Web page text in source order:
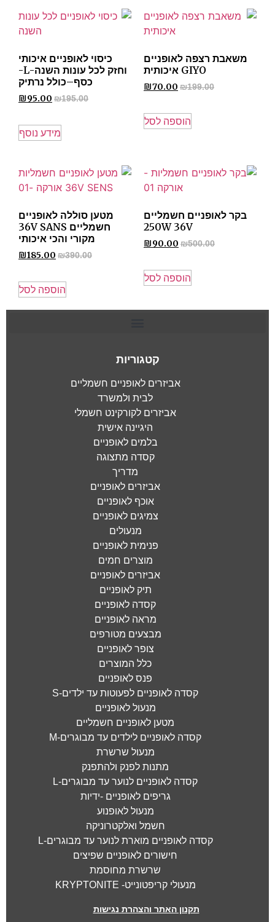
משאבת רצפה לאופניים
GIYO איכותית
₪199.00
₪70.00
הוספה לסל
כיסוי לאופניים איכותי
וחזק לכל עונות השנה-L-
כסף–כולל נרתיק
₪195.00
₪95.00
מידע נוסף
בקר לאופניים חשמליים
250W 36V
₪500.00
₪90.00
הוספה לסל
מטען סוללה לאופניים
חשמליים 36V SANS
מקורי והכי איכותי
₪390.00
₪185.00
הוספה לסל
קטגוריות
אביזרים לאופניים חשמליים
לבית ולמשרד
אביזרים לקורקינט חשמלי
היגיינה אישית
בלמים לאופניים
קסדה מתצוגה
מדריך
אביזרים לאופניים
אוכף לאופניים
צמיגים לאופניים
מנעולים
פנימית לאופניים
מוצרים חמים
אביזרים לאופניים
תיק לאופניים
קסדה לאופניים
מראה לאופניים
מבצעים מטורפים
צופר לאופניים
כלל המוצרים
פנס לאופניים
קסדה לאופניים לפעוטות עד ילדים-S
מנעול לאופניים
מטען לאופניים חשמליים
קסדה לאופניים לילדים עד מבוגרים-M
מנעול שרשרת
מתנות לפנק ולהתפנק
קסדה לאופניים לנוער עד מבוגרים-L
גריפים לאופניים -ידיות
מנעול לאופנוע
חשמל ואלקטרוניקה
קסדה לאופניים מוארת לנוער עד מבוגרים-L
חישורים לאופניים שפיצים
שרשרת מחוסמת
מנעולי קריפטונייט- KRYPTONITE
תקנון האתר והצהרת נגישות